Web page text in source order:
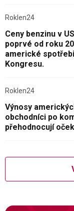
Roklen24
Ceny benzinu v
poprvé od roku
americké
Kongresu.
Roklen24
Výnosy
obchodníci po
přehodnocují